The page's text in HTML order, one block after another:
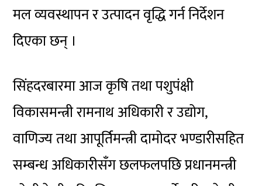
मल व्यवस्थापन र उत्पादन वृद्धि गर्न निर्देशन
दिएका छन् ।
सिंहदरबारमा आज कृषि तथा पशुपंक्षी
विकासमन्त्री रामनाथ अधिकारी र उद्योग,
वाणिज्य तथा आपूर्तिमन्त्री दामोदर भण्डारीसहित
सम्बन्ध अधिकारीसँग छलफलपछि प्रधानमन्त्री